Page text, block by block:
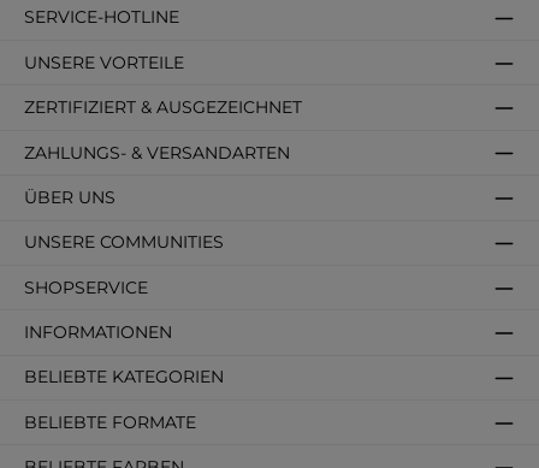
SERVICE-HOTLINE
SHOPSERVICE
INFORMATIONEN
BELIEBTE KATEGORIEN
BELIEBTE FORMATE
ZAHLUNGS- & VERSANDARTEN
ÜBER UNS
ZERTIFIZIERT & AUSGEZEICHNET
UNSERE VORTEILE
UNSERE COMMUNITIES